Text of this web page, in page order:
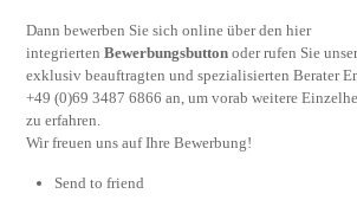
Dann bewerben Sie sich online über den hier
integriertenBewerbungsbutton oder rufen Sie
exklusiv beauftragten und spezialisierten Berater
+49 (0)69 3487 6866 an, um vorab weitere
zu erfahren.
Wir freuen uns auf Ihre Bewerbung!
Send to friend